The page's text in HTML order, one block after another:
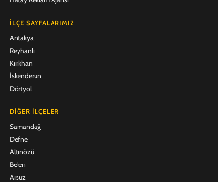
İLÇE SAYFALARIMIZ
Antakya
Reyhanlı
Kırıkhan
İskenderun
Dörtyol
DIĞER İLÇELER
Samandağ
Defne
Altınözü
Belen
Arsuz